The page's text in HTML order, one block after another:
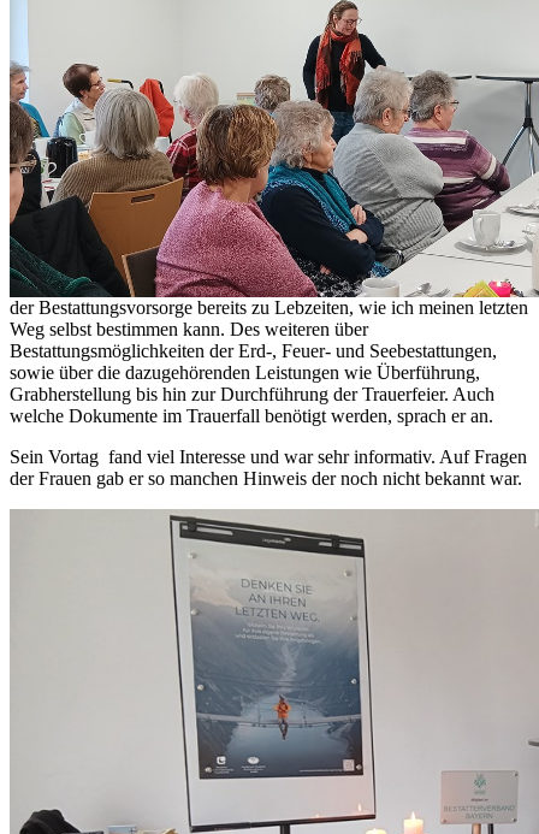
der Bestattungsvorsorge bereits zu Lebzeiten, wie ich meinen letzten
Weg selbst bestimmen kann. Des weiteren über
Bestattungsmöglichkeiten der Erd-, Feuer- und Seebestattungen,
sowie über die dazugehörenden Leistungen wie Überführung,
Grabherstellung bis hin zur Durchführung der Trauerfeier. Auch
welche Dokumente im Trauerfall benötigt werden, sprach er an.
Sein Vortag fand viel Interesse und war sehr informativ. Auf Fragen
der Frauen gab er so manchen Hinweis der noch nicht bekannt war.